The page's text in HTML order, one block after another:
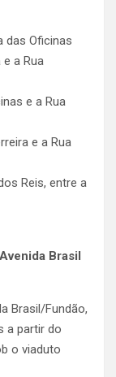
das Oficinas
e a Rua
e a Rua
e a Rua
Reis, entre a
Brasil
Brasil/Fundão,
a partir do
o viaduto